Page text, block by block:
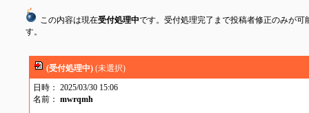
この内容は現在受付処理中です。受付処理完了まで投稿者修正のみが可
す。
(受付処理中)(未選択)
日時： 2025/03/30 15:06
名前： mwrqmh